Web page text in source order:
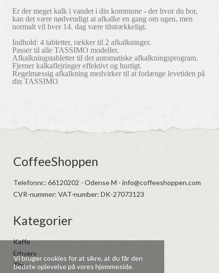
Vi bruger cookies for at sikre, at du får den
bedste oplevelse på vores hjemmeside.
Er der meget kalk i vandet i din kommune - der hvor du bor,
kan det være nødvendigt at afkalke en gang om ugen, men
normalt vil hver 14. dag være tilstrækkeligt.
Indhold: 4 tabletter, rækker til 2 afkalkninger.
Passer til alle TASSIMO modeller.
Afkalkningstabletter til det automatiske afkalkningsprogram.
Fjerner kalkaflejringer effektivt og hurtigt.
Regelmæssig afkalkning medvirker til at forlænge levetiden på
din TASSIMO
CoffeeShoppen
Telefonnr.: 66120202 - Odense M - info@coffeeshoppen.com
CVR-nummer: VAT-number: DK-27073123
Kategorier
Kaffe
Erhverv
The